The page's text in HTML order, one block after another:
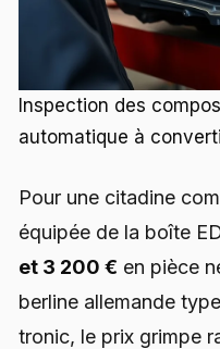
Inspection des
automatique à
Pour une citadine
équipée de la boîte
et 3 200 € en pièce
berline allemande
tronic, le prix grimpe